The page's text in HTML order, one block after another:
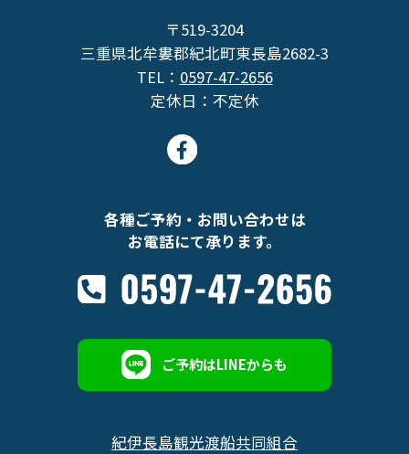
〒519-3204
三重県北牟婁郡紀北町東長島2682-3
TEL： 0597-47-2656
定休日：不定休
各種ご予約・お問い合わせは
お電話にて承ります。
ご予約はLINEからも
紀伊長島観光渡船共同組合